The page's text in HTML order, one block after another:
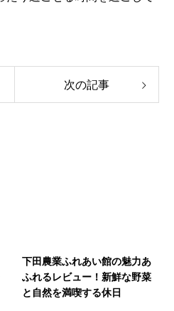
次の記事
下田農業ふれあい館の魅力あ
ふれるレビュー！新鮮な野菜
と自然を満喫する休日